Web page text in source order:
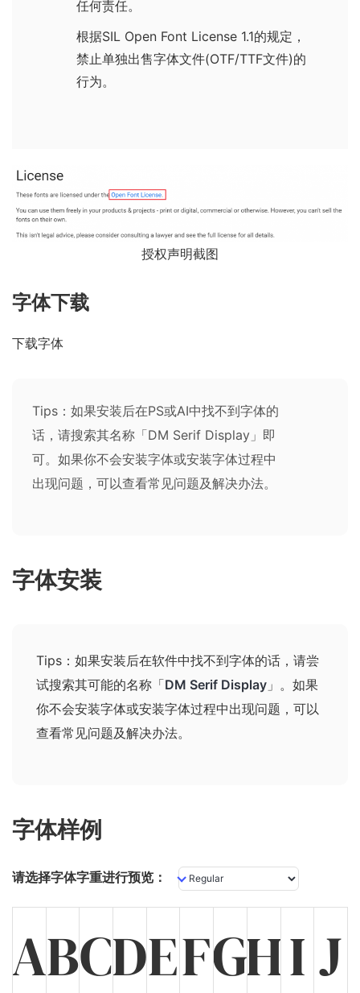
任何责任。
根据SIL Open Font License 1.1的规定，
禁止单独出售字体文件(OTF/TTF文件)的
行为。
授权声明截图
字体下载
下载字体
Tips：如果安装后在PS或AI中找不到字体的
话，请搜索其名称「DM Serif Display」即
可。如果你不会安装字体或安装字体过程中
出现问题，可以查看常见问题及解决办法。
字体安装
Tips：如果安装后在软件中找不到字体的话，请尝
试搜索其可能的名称 「DM Serif Display 」 。如果
你不会安装字体或安装字体过程中出现问题，可以
查看常见问题及解决办法。
字体样例
请选择字体字重进行预览：
ABCDEFGHIJ